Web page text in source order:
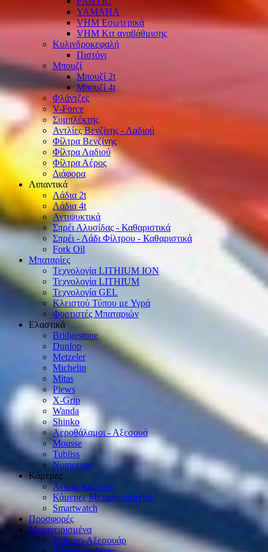
YAMAHA
VHM Εσωτερικά
VHM Κιτ αναβάθμισης
Κυλινδροκεφαλή
Πιστόνι
Μπουζί
Μπουζί 2t
Μπουζί 4t
Φλάντζες
V-Force
Συμπλέκτης
Αντλίες Βενζίνης - Λαδιού
Φίλτρα Βενζίνης
Φίλτρα Λαδιού
Φίλτρα Αέρος
Διάφορα
Λιπαντικά
Λάδια 2t
Λάδια 4t
Αντιψυκτικά
Σπρέι Αλυσίδας - Καθαριστικά
Σπρέι - Λάδι Φίλτρου - Καθαριστικά
Fork Oil
Μπαταρίες
Τεχνολογία LITHIUM ION
Τεχνολογία LITHIUM
Τεχνολογία GEL
Κλειστού Τύπου με Υγρά
Φορτιστές Μπαταριών
Ελαστικά
Bridgestone
Dunlop
Metzeler
Michelin
Mitas
Plews
X-Grip
Wanda
Shinko
Αεροθάλαμοι - Αξεσουά
Mousse
Tubliss
Nomousse
Κάμερες
Action Κάμερες
Κάμερες Μεταχειρισμένες
Smartwatch
Προσφορές
Μεταχειρισμένα
Ένδυση-Αξεσουάρ